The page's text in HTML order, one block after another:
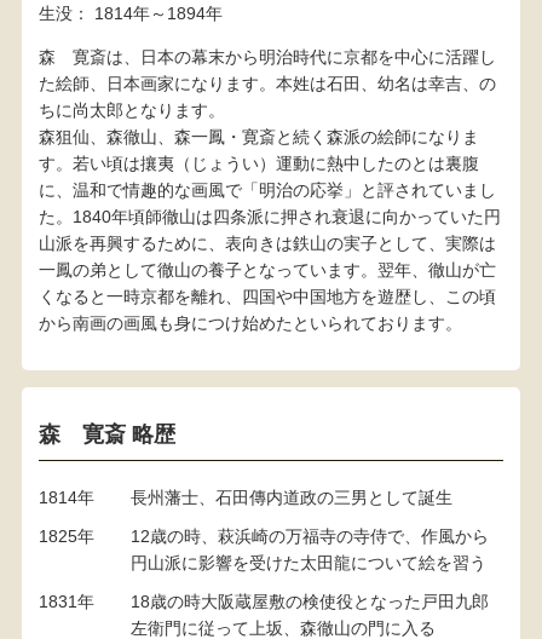
生没： 1814年～1894年
森 寛斎は、日本の幕末から明治時代に京都を中心に活躍し
た絵師、日本画家になります。本姓は石田、幼名は幸吉、の
ちに尚太郎となります。
森狙仙、森徹山、森一鳳・寛斎と続く森派の絵師になりま
す。若い頃は攘夷（じょうい）運動に熱中したのとは裏腹
に、温和で情趣的な画風で「明治の応挙」と評されていまし
た。1840年頃師徹山は四条派に押され衰退に向かっていた円
山派を再興するために、表向きは鉄山の実子として、実際は
一鳳の弟として徹山の養子となっています。翌年、徹山が亡
くなると一時京都を離れ、四国や中国地方を遊歴し、この頃
から南画の画風も身につけ始めたといられております。
森 寛斎 略歴
1814年
長州藩士、石田傳内道政の三男として誕生
1825年
12歳の時、萩浜崎の万福寺の寺侍で、作風から
円山派に影響を受けた太田龍について絵を習う
1831年
18歳の時大阪蔵屋敷の検使役となった戸田九郎
左衛門に従って上坂、森徹山の門に入る